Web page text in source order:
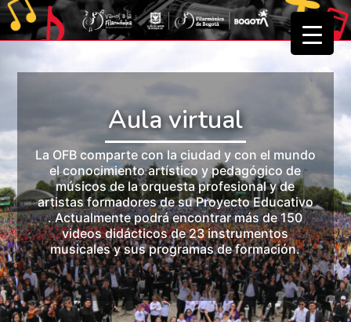
Aula virtual
La OFB comparte con la ciudad y con el mundo
el conocimiento artístico y pedagógico de
músicos de la orquesta profesional y de
artistas formadores de su Proyecto Educativo
. Actualmente podrá encontrar más de 150
videos didácticos de 23 instrumentos
musicales y sus programas de formación.